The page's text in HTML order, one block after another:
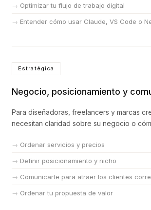
Optimizar tu flujo de trabajo digital
Entender cómo usar Claude, VS Code o
Estratégica
Negocio, posicionamiento y
Para diseñadoras, freelancers y marcas
necesitan claridad sobre su negocio o
Ordenar servicios y precios
Definir posicionamiento y nicho
Comunicarte para atraer los clientes
Ordenar tu propuesta de valor